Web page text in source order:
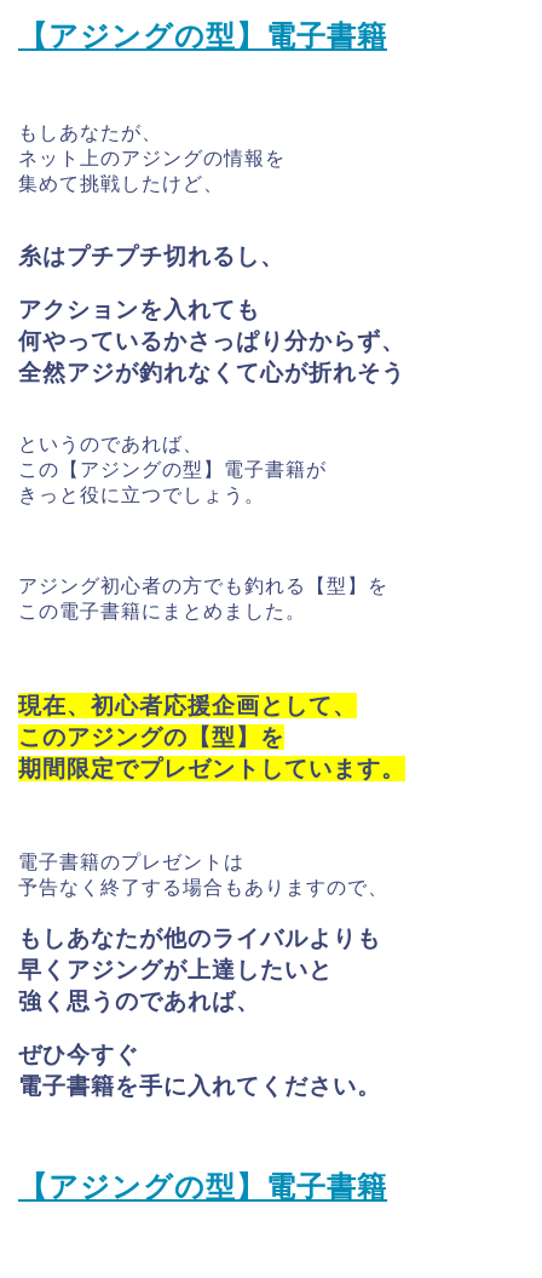
【アジングの型】電子書籍
もしあなたが、
ネット上のアジングの情報を
集めて挑戦したけど、
糸はプチプチ切れるし、
アクションを入れても
何やっているかさっぱり分からず、
全然アジが釣れなくて心が折れそう
というのであれば、
この【アジングの型】電子書籍が
きっと役に立つでしょう。
アジング初心者の方でも釣れる【型】を
この電子書籍にまとめました。
現在、初心者応援企画として、
このアジングの【型】を
期間限定でプレゼントしています。
電子書籍のプレゼントは
予告なく終了する場合もありますので、
もしあなたが他のライバルよりも
早く アジングが上達したいと
強く思うのであれば、
ぜひ今すぐ
電子書籍を手に入れてください。
【アジングの型】電子書籍